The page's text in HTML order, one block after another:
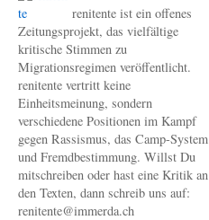
renitente ist ein offenes
Zeitungsprojekt, das vielfältige
kritische Stimmen zu
Migrationsregimen veröffentlicht.
renitente vertritt keine
Einheitsmeinung, sondern
verschiedene Positionen im Kampf
gegen Rassismus, das Camp-System
und Fremdbestimmung. Willst Du
mitschreiben oder hast eine Kritik an
den Texten, dann schreib uns auf:
renitente@immerda.ch